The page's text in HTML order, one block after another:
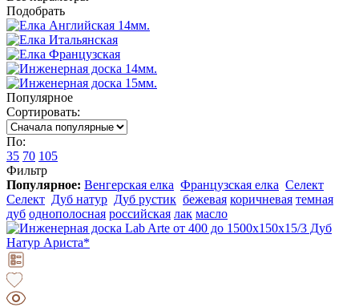
Подобрать
Популярное
Сортировать:
По:
35 70 105
Фильтр
Популярное: Венгерская елка Французская елка Селект
Селект Дуб натур Дуб рустик бежевая коричневая темная
дуб однополосная российская лак масло